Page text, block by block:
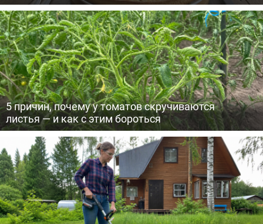
5 причин, почему у томатов скручиваются
листья — и как с этим бороться